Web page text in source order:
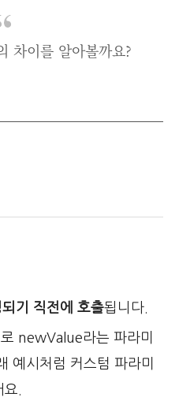
차이를 알아볼까요?
기 직전에 호출됩니다.
newValue라는 파라미
예시처럼 커스텀 파라미
.